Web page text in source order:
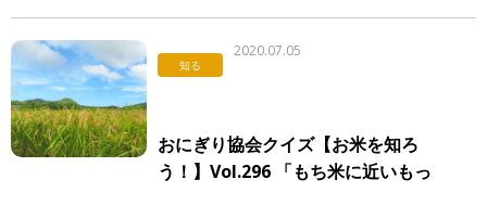
知る
2020.07.05
おにぎり協会クイズ【お米を知ろ
う！】Vol.296 「もち米に近いもっ